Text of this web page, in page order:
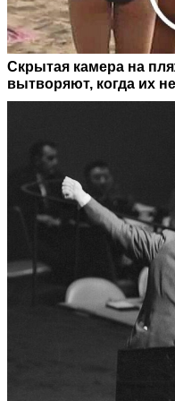
Скрытая камера на
вытворяют, когда их